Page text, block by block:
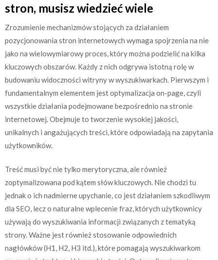
stron, musisz wiedzieć wiele
Zrozumienie mechanizmów stojących za działaniem
pozycjonowania stron internetowych wymaga spojrzenia na nie
jako na wielowymiarowy proces, który można podzielić na kilka
kluczowych obszarów. Każdy z nich odgrywa istotną rolę w
budowaniu widoczności witryny w wyszukiwarkach. Pierwszym i
fundamentalnym elementem jest optymalizacja on-page, czyli
wszystkie działania podejmowane bezpośrednio na stronie
internetowej. Obejmuje to tworzenie wysokiej jakości,
unikalnych i angażujących treści, które odpowiadają na zapytania
użytkowników.
Treść musi być nie tylko merytoryczna, ale również
zoptymalizowana pod kątem słów kluczowych. Nie chodzi tu
jednak o ich nadmierne upychanie, co jest działaniem szkodliwym
dla SEO, lecz o naturalne wplecenie fraz, których użytkownicy
używają do wyszukiwania informacji związanych z tematyką
strony. Ważne jest również stosowanie odpowiednich
nagłówków (H1, H2, H3 itd.), które pomagają wyszukiwarkom